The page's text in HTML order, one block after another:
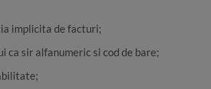
implicita de facturi;
ca sir alfanumeric si cod de bare;